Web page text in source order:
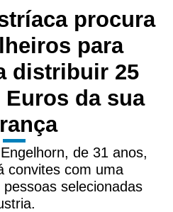
procura
para
distribuir 25
da sua
de 31 anos,
convites com uma
selecionadas